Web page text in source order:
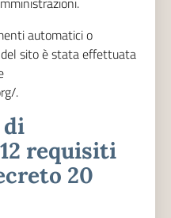
automatici o
sito è stata effettuata
.
di
requisiti
20